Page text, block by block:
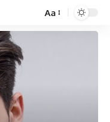
Font
Resizer
Aa